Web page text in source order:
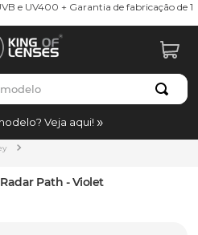
e UV400 + Garantia de fabricação de 1
Veja aqui!
Path - Violet